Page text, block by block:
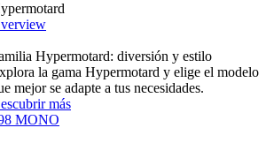
Hypermotard: diversión y estilo
la gama Hypermotard y elige el modelo
mejor se adapte a tus necesidades.
más
MONO